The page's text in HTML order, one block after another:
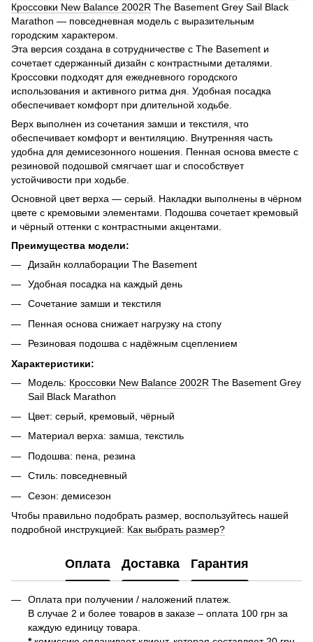
Кроссовки New Balance 2002R The Basement Grey Sail Black
Marathon — повседневная модель с выразительным
городским характером.
Эта версия создана в сотрудничестве с The Basement и
сочетает сдержанный дизайн с контрастными деталями.
Кроссовки подходят для ежедневного городского
использования и активного ритма дня. Удобная посадка
обеспечивает комфорт при длительной ходьбе.
Верх выполнен из сочетания замши и текстиля, что
обеспечивает комфорт и вентиляцию. Внутренняя часть
удобна для демисезонного ношения. Пенная основа вместе с
резиновой подошвой смягчает шаг и способствует
устойчивости при ходьбе.
Основной цвет верха — серый. Накладки выполнены в чёрном
цвете с кремовыми элементами. Подошва сочетает кремовый
и чёрный оттенки с контрастными акцентами.
Преимущества модели:
Дизайн коллаборации The Basement
Удобная посадка на каждый день
Сочетание замши и текстиля
Пенная основа снижает нагрузку на стопу
Резиновая подошва с надёжным сцеплением
Характеристики:
Модель: Кроссовки New Balance 2002R The Basement Grey
Sail Black Marathon
Цвет: серый, кремовый, чёрный
Материал верха: замша, текстиль
Подошва: пена, резина
Стиль: повседневный
Сезон: демисезон
Чтобы правильно подобрать размер, воспользуйтесь нашей
подробной инструкцией: Как выбрать размер?
Оплата Доставка Гарантия
Оплата при получении / наложений платеж.
В случае 2 и более товаров в заказе – оплата 100 грн за
каждую единицу товара.